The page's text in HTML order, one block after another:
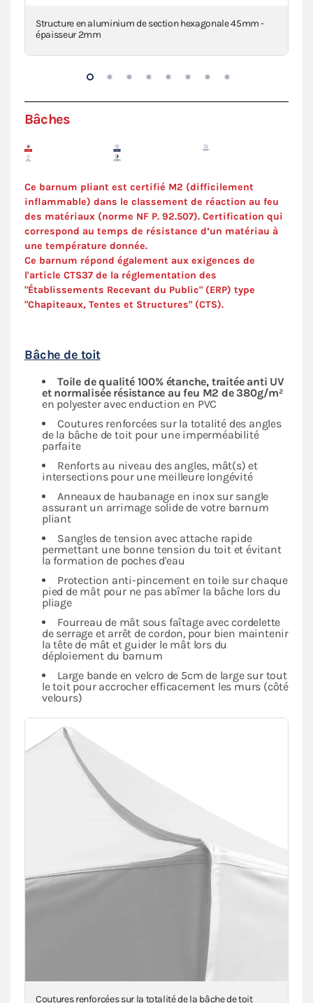
Structure en aluminium de section hexagonale 45mm -
épaisseur 2mm
Bâches
Ce barnum pliant est certifié M2 (difficilement
inflammable) dans le classement de réaction au feu
des matériaux (norme NF P. 92.507). Certification qui
correspond au temps de résistance d’un matériau à
une température donnée.
Ce barnum répond également aux exigences de
l'article CTS37 de la réglementation des
"Établissements Recevant du Public" (ERP) type
"Chapiteaux, Tentes et Structures" (CTS).
Bâche de toit
Toile de qualité 100% étanche, traitée anti UV
et normalisée résistance au feu M2 de 380g/m²
en polyester avec enduction en PVC
Coutures renforcées sur la totalité des angles
de la bâche de toit pour une imperméabilité
parfaite
Renforts au niveau des angles, mât(s) et
intersections pour une meilleure longévité
Anneaux de haubanage en inox sur sangle
assurant un arrimage solide de votre barnum
pliant
Sangles de tension avec attache rapide
permettant une bonne tension du toit et évitant
la formation de poches d'eau
Protection anti-pincement en toile sur chaque
pied de mât pour ne pas abîmer la bâche lors du
pliage
Fourreau de mât sous faîtage avec cordelette
de serrage et arrêt de cordon, pour bien maintenir
la tête de mât et guider le mât lors du
déploiement du barnum
Large bande en velcro de 5cm de large sur tout
le toit pour accrocher efficacement les murs (côté
velours)
Renforts en toile au niveau des angles, mât(s) et